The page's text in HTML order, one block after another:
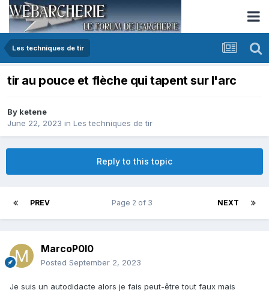
Les techniques de tir
tir au pouce et flèche qui tapent sur l'arc
By ketene
June 22, 2023 in Les techniques de tir
Reply to this topic
PREV NEXT
Page 2 of 3
MarcoP0l0
Posted September 2, 2023
Je suis un autodidacte alors je fais peut-être tout faux mais